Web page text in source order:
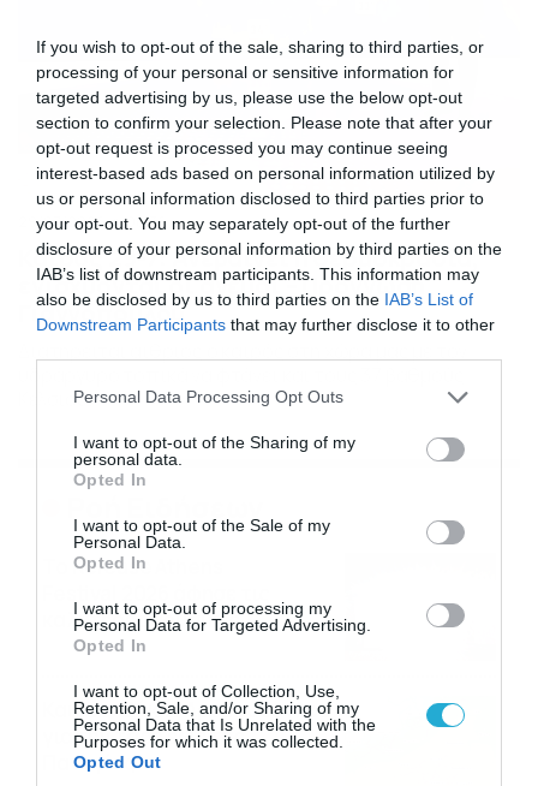
If you wish to opt-out of the sale, sharing to third parties, or
processing of your personal or sensitive information for
targeted advertising by us, please use the below opt-out
section to confirm your selection. Please note that after your
opt-out request is processed you may continue seeing
interest-based ads based on personal information utilized by
us or personal information disclosed to third parties prior to
your opt-out. You may separately opt-out of the further
disclosure of your personal information by third parties on the
IAB’s list of downstream participants. This information may
also be disclosed by us to third parties on the IAB’s List of
Downstream Participants that may further disclose it to other
Please note that this website/app uses one or more Google
not limited to your visit or usage behaviour. You may click to
grant or deny consent to Google and its third-party tags to
use your data for below specified purposes in below Google
consent section.
Personal Data Processing Opt Outs
I want to opt-out of the Sharing of my
personal data.
Opted In
I want to opt-out of the Sale of my
Personal Data.
Opted In
I want to opt-out of processing my
Personal Data for Targeted Advertising.
Opted In
I want to opt-out of Collection, Use,
Retention, Sale, and/or Sharing of my
Personal Data that Is Unrelated with the
Purposes for which it was collected.
Opted Out
29/07/2026 08:36
Καιρός 29-7: Ανεβαίνει η θερμοκρασία,
ενισχύονται οι άνεμοι – Πρόγνωση
Γιαννόπουλου
Κελσίου.
Το Release Athens
καλύτερες μουσικές
αναμνήσεις
05/08/2026
Καιρός: Σάκης Αρναούτογλου
για την τάση έως της
Παναγίας